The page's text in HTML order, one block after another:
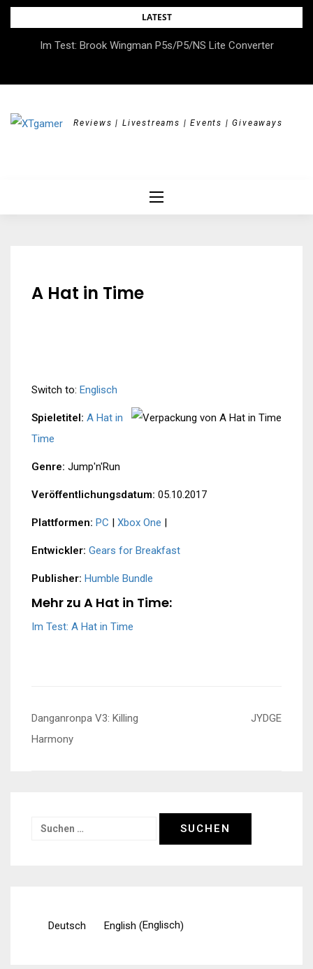
Skip
LATEST
Im Test: Brook Wingman P5s/P5/NS Lite Converter
DOK.fest München 2026 – Empowered, HerStory, Beyond
Reviews | Livestreams | Events | Giveaways
A Hat in Time
Switch to: Englisch
Spieletitel: A Hat in
Time
Genre: Jump'n'Run
Veröffentlichungsdatum: 05.10.2017
Plattformen: PC | Xbox One |
Entwickler: Gears for Breakfast
Publisher: Humble Bundle
Mehr zu A Hat in Time:
Im Test: A Hat in Time
Beitragsnavigation
Danganronpa V3: Killing
Harmony
JYDGE
Suchen
Deutsch English (Englisch)